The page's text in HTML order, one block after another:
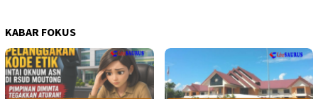
KABAR FOKUS